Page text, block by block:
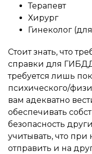
Терапевт
Хирург
Гинеколог
Стоит знать, что
справки для
требуется лишь
психического/
вам адекватно
обеспечивать
безопасность
учитывать, что при
отправить и на